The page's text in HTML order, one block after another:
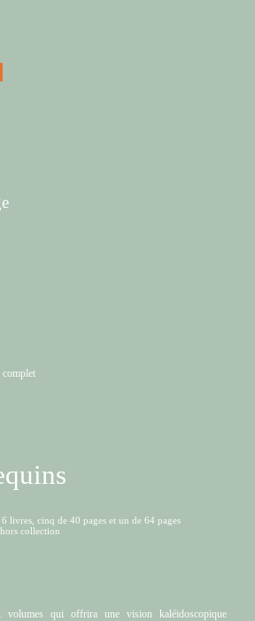
complet
livres, cinq de 40 pages et un de 64 pages
collection
qui offrira une vision kaléidoscopique